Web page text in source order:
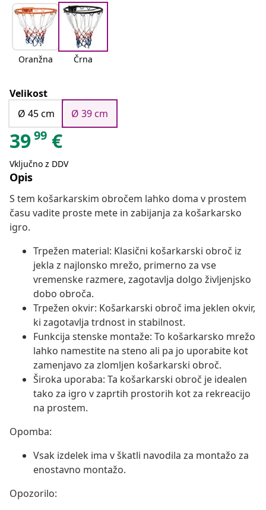
Oranžna Črna
Velikost
Ø 45 cm
Ø 39 cm
3999 €
Vključno z DDV
Opis
S tem košarkarskim obročem lahko doma v prostem
času vadite proste mete in zabijanja za košarkarsko
igro.
Trpežen material: Klasični košarkarski obroč iz
jekla z najlonsko mrežo, primerno za vse
vremenske razmere, zagotavlja dolgo življenjsko
dobo obroča.
Trpežen okvir: Košarkarski obroč ima jeklen okvir,
ki zagotavlja trdnost in stabilnost.
Funkcija stenske montaže: To košarkarsko mrežo
lahko namestite na steno ali pa jo uporabite kot
zamenjavo za zlomljen košarkarski obroč.
Široka uporaba: Ta košarkarski obroč je idealen
tako za igro v zaprtih prostorih kot za rekreacijo
na prostem.
Opomba:
Vsak izdelek ima v škatli navodila za montažo za
enostavno montažo.
Opozorilo: